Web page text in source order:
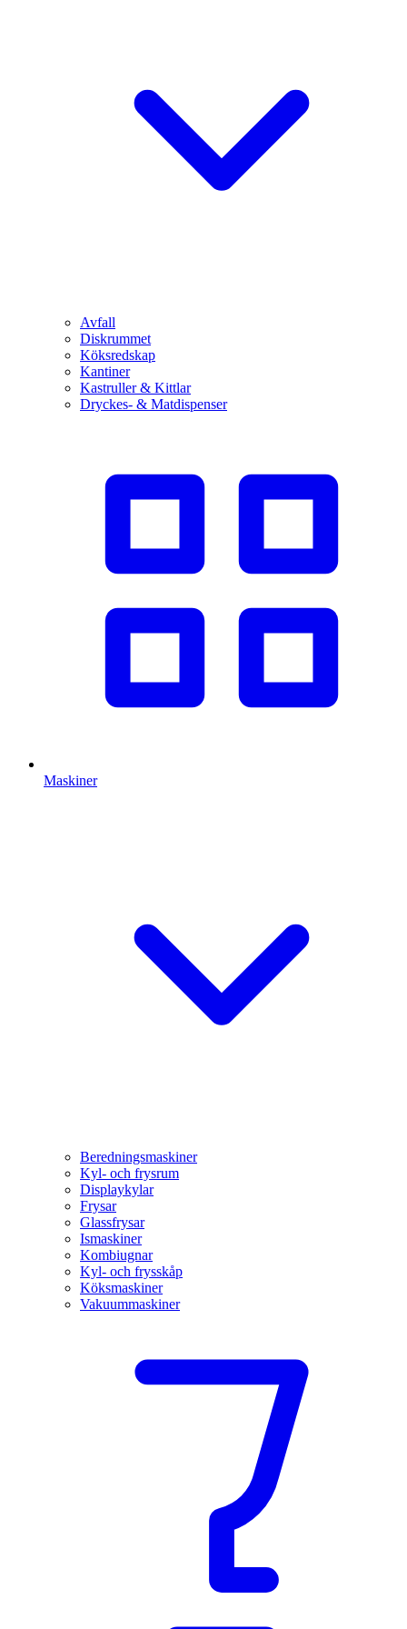
Avfall
Diskrummet
Köksredskap
Kantiner
Kastruller & Kittlar
Dryckes- & Matdispenser
Maskiner
Beredningsmaskiner
Kyl- och frysrum
Displaykylar
Frysar
Glassfrysar
Ismaskiner
Kombiugnar
Kyl- och frysskåp
Köksmaskiner
Vakuummaskiner